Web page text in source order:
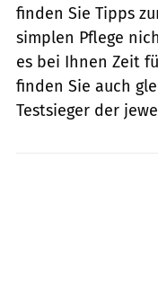
finden Sie Tipps
simplen Pflege
es bei Ihnen Zeit
finden Sie auch
Testsieger der